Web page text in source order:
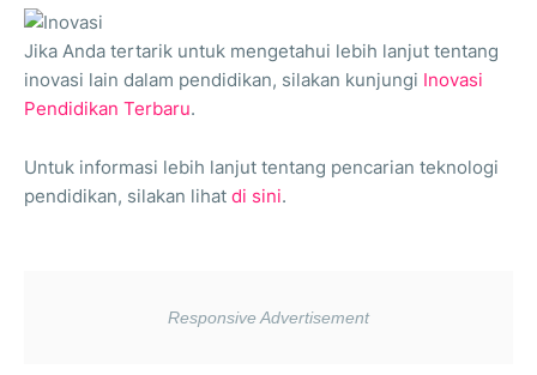
Jika Anda tertarik untuk mengetahui lebih lanjut tentang
inovasi lain dalam pendidikan, silakan kunjungi Inovasi
Pendidikan Terbaru.
Untuk informasi lebih lanjut tentang pencarian teknologi
pendidikan, silakan lihat di sini.